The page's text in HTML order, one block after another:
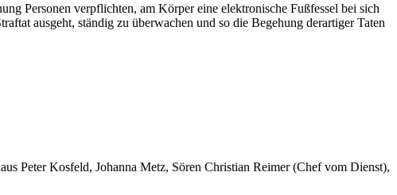
Personen verpflichten, am Körper eine elektronische Fußfessel bei sich
ausgeht, ständig zu überwachen und so die Begehung derartiger Taten
Peter Kosfeld, Johanna Metz, Sören Christian Reimer (Chef vom Dienst),